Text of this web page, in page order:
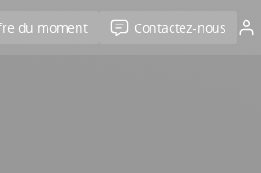
du moment Contactez-nous